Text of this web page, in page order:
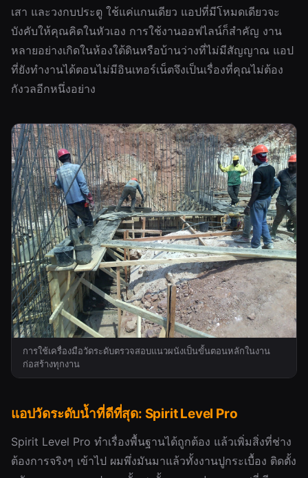
เสา และวงกบประตู ใช้แค่แกนเดียว แอปที่มีโหมดเดียวจะ
บังคับให้คุณคิดในหัวเอง การใช้งานออฟไลน์ก็สำคัญ งาน
หลายอย่างเกิดในห้องใต้ดินหรือบ้านว่างที่ไม่มีสัญญาณ แอป
ที่ยังทำงานได้ตอนไม่มีอินเทอร์เน็ตจึงเป็นเรื่องที่คุณไม่ต้อง
กังวลอีกหนึ่งอย่าง
การใช้เครื่องมือวัดระดับตรวจสอบแนวผนังเป็นขั้นตอนหลักในงาน
ก่อสร้างทุกงาน
แอปวัดระดับน้ำที่ดีที่สุด: Spirit Level Pro
Spirit Level Pro ทำเรื่องพื้นฐานได้ถูกต้อง แล้วเพิ่มสิ่งที่ช่าง
ต้องการจริงๆ เข้าไป ผมพึ่งมันมาแล้วทั้งงานปูกระเบื้อง ติดตั้ง